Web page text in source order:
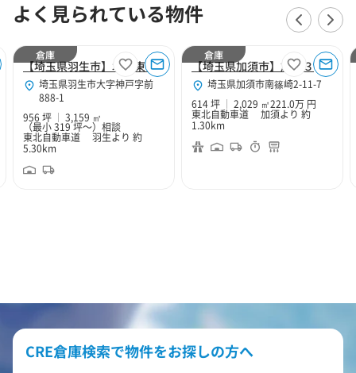
よく見られている物件
【埼玉県羽生市】北関東Hubセンター
埼玉県羽生市大字神戸字前
888-1
956 坪
3,159 ㎡
（最小 319 坪～） 相談
東北自動車道 羽生より 約
5.30km
倉庫
【埼玉県加須市】加須３
埼玉県加須市南篠崎2-11-7
614 坪
2,029 ㎡221.0万 円
東北自動車道 加須より 約
1.30km
倉庫
CRE倉庫検索で物件をお探しの方へ